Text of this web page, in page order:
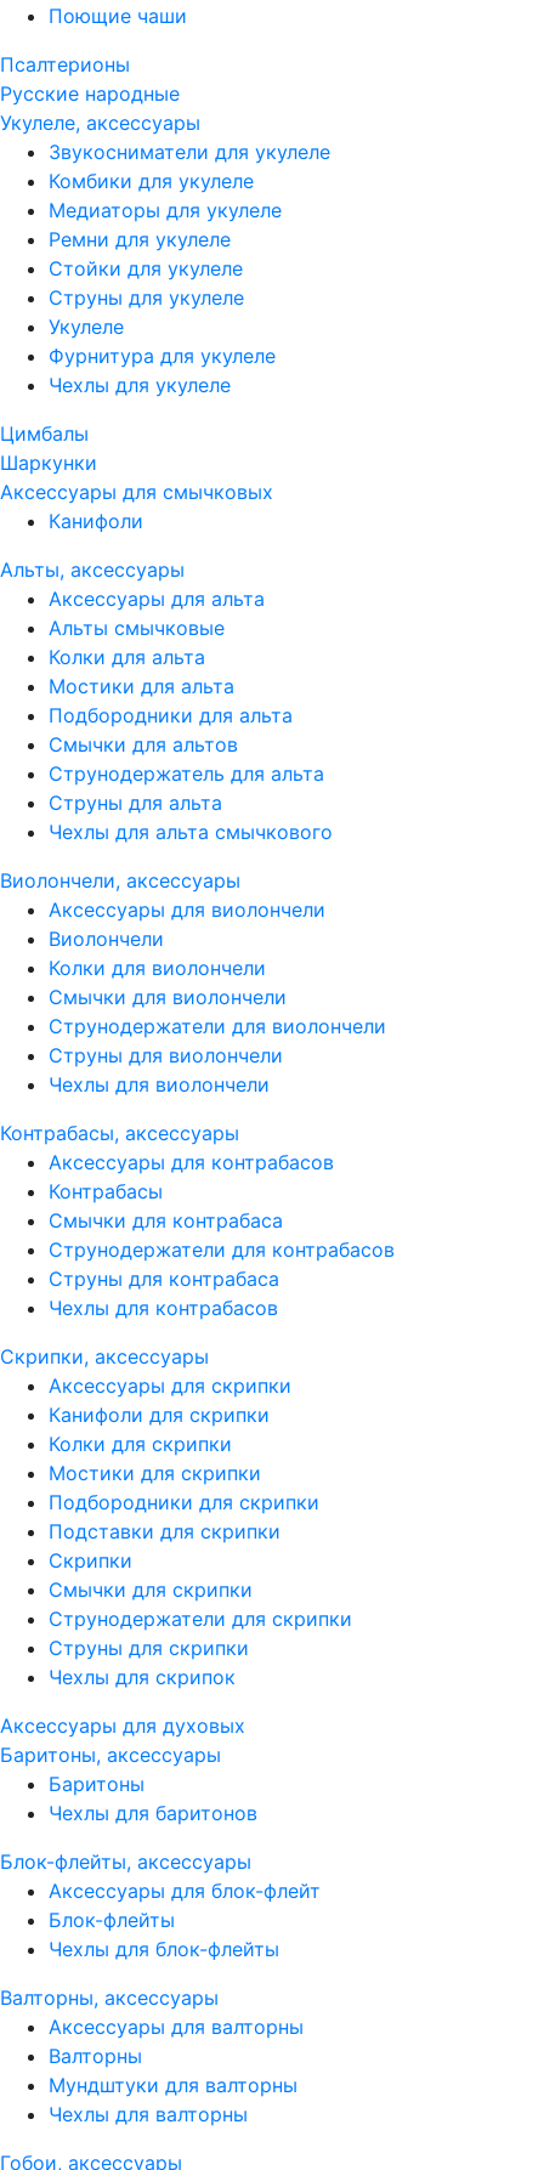
Поющие чаши
Псалтерионы
Русские народные
Укулеле, аксессуары
Звукосниматели для укулеле
Комбики для укулеле
Медиаторы для укулеле
Ремни для укулеле
Стойки для укулеле
Струны для укулеле
Укулеле
Фурнитура для укулеле
Чехлы для укулеле
Цимбалы
Шаркунки
Аксессуары для смычковых
Канифоли
Альты, аксессуары
Аксессуары для альта
Альты смычковые
Колки для альта
Мостики для альта
Подбородники для альта
Смычки для альтов
Струнодержатель для альта
Струны для альта
Чехлы для альта смычкового
Виолончели, аксессуары
Аксессуары для виолончели
Виолончели
Колки для виолончели
Смычки для виолончели
Струнодержатели для виолончели
Струны для виолончели
Чехлы для виолончели
Контрабасы, аксессуары
Аксессуары для контрабасов
Контрабасы
Смычки для контрабаса
Струнодержатели для контрабасов
Струны для контрабаса
Чехлы для контрабасов
Скрипки, аксессуары
Аксессуары для скрипки
Канифоли для скрипки
Колки для скрипки
Мостики для скрипки
Подбородники для скрипки
Подставки для скрипки
Скрипки
Смычки для скрипки
Струнодержатели для скрипки
Струны для скрипки
Чехлы для скрипок
Аксессуары для духовых
Баритоны, аксессуары
Баритоны
Чехлы для баритонов
Блок-флейты, аксессуары
Аксессуары для блок-флейт
Блок-флейты
Чехлы для блок-флейты
Валторны, аксессуары
Аксессуары для валторны
Валторны
Мундштуки для валторны
Чехлы для валторны
Гобои, аксессуары